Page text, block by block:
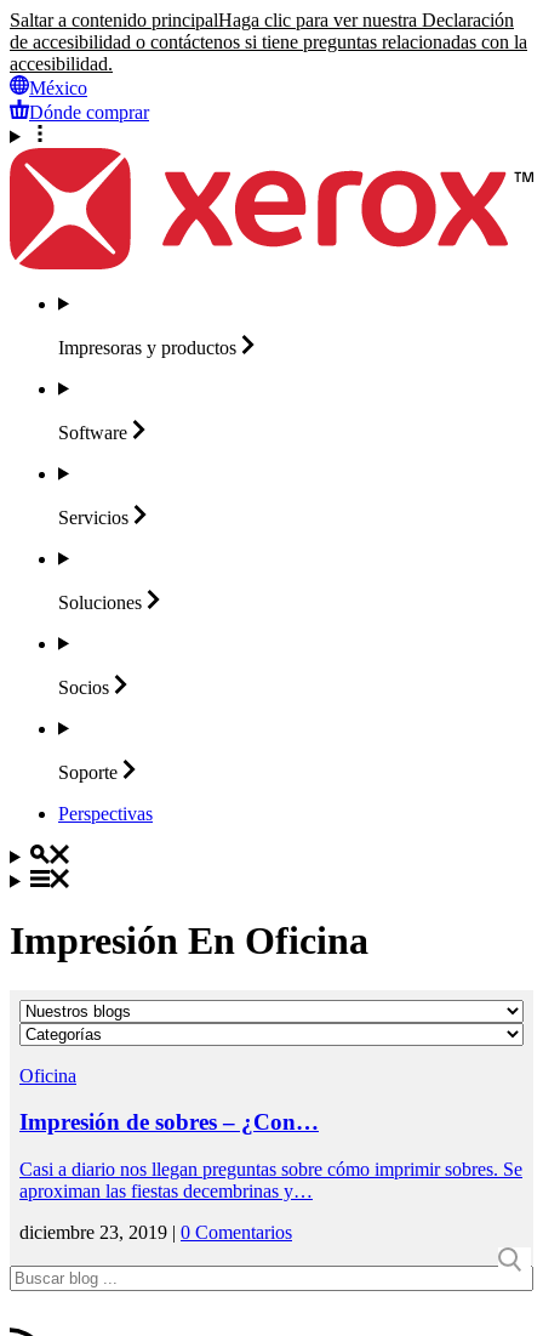
Saltar a contenido principalHaga clic para ver nuestra Declaración
de accesibilidad o contáctenos si tiene preguntas relacionadas con la
accesibilidad.
México
Dónde comprar
Impresoras y productos
Software
Servicios
Soluciones
Socios
Soporte
Perspectivas
Impresión En Oficina
Oficina
Impresión de sobres – ¿Con…
Casi a diario nos llegan preguntas sobre cómo imprimir sobres. Se
aproximan las fiestas decembrinas y…
diciembre 23, 2019 | 0 Comentarios